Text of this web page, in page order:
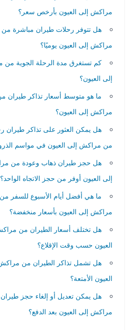
مراكش إلى العيون بأرخص سعر؟
هل تتوفر رحلات طيران مباشرة من
مراكش إلى العيون يوميًا؟
كم تستغرق مدة الرحلة الجوية من مراكش
إلى العيون؟
ما هو متوسط أسعار تذاكر طيران من
مراكش إلى العيون؟
هل يمكن العثور على تذاكر طيران رخيصة
من مراكش إلى العيون في مواسم الذروة؟
هل حجز طيران ذهاب وعودة من مراكش
إلى العيون أوفر من حجز الاتجاه الواحد؟
ما هي أفضل أيام الأسبوع للسفر من
مراكش إلى العيون بأسعار منخفضة؟
هل تختلف أسعار الطيران من مراكش إلى
العيون حسب وقت الإقلاع؟
هل تشمل تذاكر الطيران من مراكش إلى
العيون الأمتعة؟
هل يمكن تعديل أو إلغاء حجز طيران من
مراكش إلى العيون بعد الدفع؟